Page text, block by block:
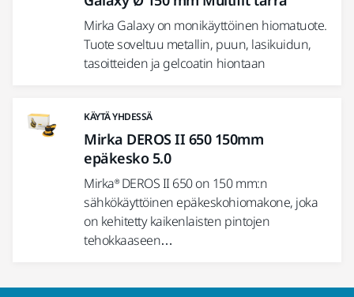
Mirka Galaxy on monikäyttöinen hiomatuote.
Tuote soveltuu metallin, puun, lasikuidun,
tasoitteiden ja gelcoatin hiontaan
KÄYTÄ YHDESSÄ
Mirka DEROS II 650 150mm
epäkesko 5.0
Mirka® DEROS II 650 on 150 mm:n
sähkökäyttöinen epäkeskohiomakone, joka
on kehitetty kaikenlaisten pintojen
tehokkaaseen…